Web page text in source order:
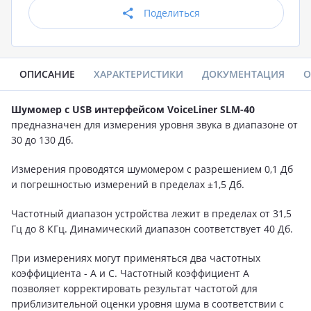
Поделиться
ОПИСАНИЕ ХАРАКТЕРИСТИКИ ДОКУМЕНТАЦИЯ
Шумомер с USB интерфейсом VoiceLiner SLM-40
предназначен для измерения уровня звука в диапазоне от
30 до 130 Дб.
Измерения проводятся шумомером с разрешением 0,1 Дб
и погрешностью измерений в пределах ±1,5 Дб.
Частотный диапазон устройства лежит в пределах от 31,5
Гц до 8 КГц. Динамический диапазон соответствует 40 Дб.
При измерениях могут применяться два частотных
коэффициента - A и C. Частотный коэффициент A
позволяет корректировать результат частотой для
приблизительной оценки уровня шума в соответствии с